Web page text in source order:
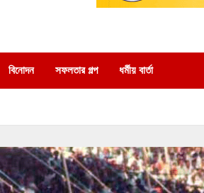
বিনোদন সফলতার গল্প ধর্মীয় বার্তা